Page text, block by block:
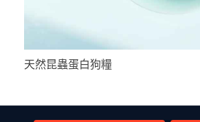
天然昆蟲蛋白狗糧